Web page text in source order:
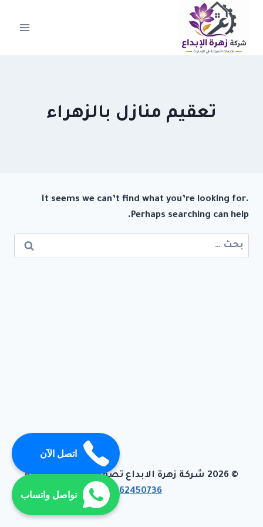
التجاوز
المحتوى
تعقيم منازل بالزهراء
It seems we can’t find what you’re looking for.
Perhaps searching can help.
البحث
عن:
© 2026 شركة زهرة الابداع تصميم وبرمجة تيفاجو
01062450736
اتصل الآن
تواصل واتساب